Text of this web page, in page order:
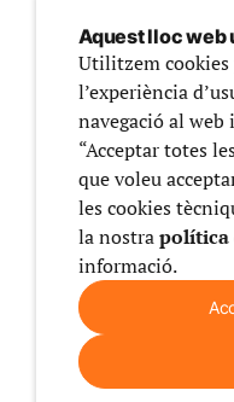
Aquest lloc
Utilitzem
l’experiència
navegació al
“Acceptar totes
que voleu
les cookies
la nostrapolítica
informació.